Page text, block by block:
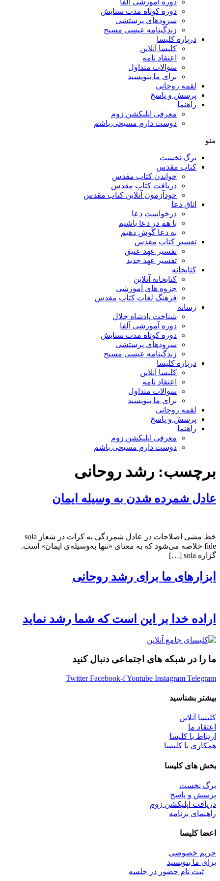
دوره آموزشی آلفا
دوره کوتاه مدت ستایش
سرودهای پرستشی
زندگینامه عیسی مسیح
درباره کلیسا
کلیسا آنلاین
اعتقاد نامه
سوالات متداول
برای ما بنویسید
لقمه روحانی
پرسش و پاسخ
راهنما
معرفی اپلیکشن زوم
دوست دارم مسیحی باشم
منو
برگ نخست
کتاب مقدس
خواندن کتاب مقدس
دریافت کتاب مقدس
خودآزمون آنلاین کتاب مقدس
اتاق دعا
درخواست دعا
با هم در دعا باشیم
به دعا گوش دهیم
تفسیر کتاب مقدس
تفسیر عهد عتیق
تفسیر عهد جدید
کتابخانه
کتابخانه آنلاین
جزوه های آموزشی
فرهنگ لغات کتاب مقدس
رسانه
شناخت پادشاه جلال
دوره آموزشی آلفا
دوره کوتاه مدت ستایش
سرودهای پرستشی
زندگینامه عیسی مسیح
درباره کلیسا
کلیسا آنلاین
اعتقاد نامه
سوالات متداول
برای ما بنویسید
لقمه روحانی
پرسش و پاسخ
راهنما
معرفی اپلیکشن زوم
دوست دارم مسیحی باشم
برچسب: رشد روحانی
عادل شمرده شدن به وسیله ایمان
خط مشی اصلاحات در عادل شمردگی به کرات در شعار sola
fide خلاصه می‌شود که به معنای «تنها به‌وسیله‌ی ایمان» است.
گزاره‌ sola […]
ابزارهای ما برای رشد روحانی
اراده خدا بر اين است كه شما رشد نماید
ما را در شبکه های اجتماعی دنبال کنید
Twitter Facebook-fYoutube Instagram Telegram
بیشتر بشناسید
کلیسا آنلاین
اعتقاد ما
ارتباط با کلیسا
همکاری با کلیسا
بخش های کلیسا
برگ نخست
پرسش و پاسخ
دریافت اپلیکشن زوم
راهنمای برنامه
اعضا کلیسا
حریم خصوصی
برای ما بنویسید
ثبت نام حضور در جلسه